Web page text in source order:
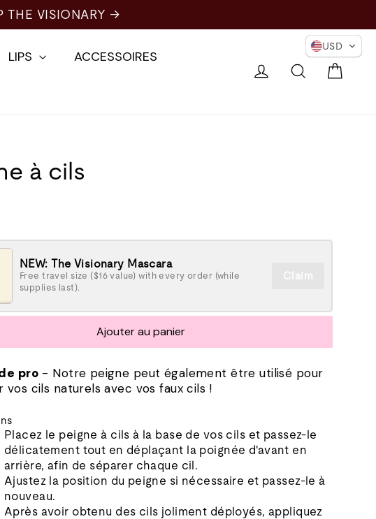
THE VISIONARY →
LIPS
ACCESSOIRES
Se connecter
Recherche
à cils
NEW: The Visionary Mascara
Free travel size ($16 value) with every order (while
supplies last).
Claim
Ajouter au panier
pro- Notre peigne peut également être utilisé pour
vos cils naturels avec vos faux cils !
Placez le peigne à cils à la base de vos cils et passez-le
délicatement tout en déplaçant la poignée d'avant en
arrière, afin de séparer chaque cil.
Ajustez la position du peigne si nécessaire et passez-le à
nouveau.
Après avoir obtenu des cils joliment déployés, appliquez
USD